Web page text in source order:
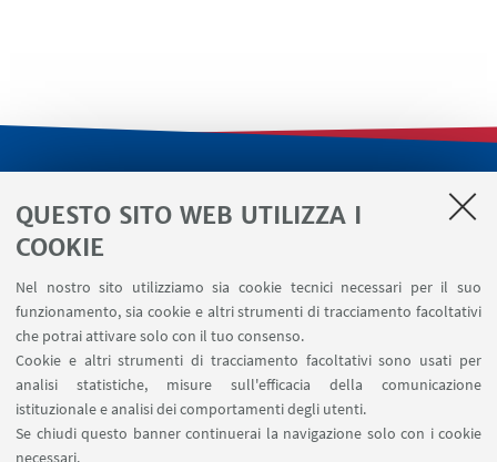
QUESTO SITO WEB UTILIZZA I
COOKIE
Nel nostro sito utilizziamo sia cookie tecnici necessari per il suo
funzionamento, sia cookie e altri strumenti di tracciamento facoltativi
che potrai attivare solo con il tuo consenso.
Cookie e altri strumenti di tracciamento facoltativi sono usati per
analisi statistiche, misure sull'efficacia della comunicazione
istituzionale e analisi dei comportamenti degli utenti.
Se chiudi questo banner continuerai la navigazione solo con i cookie
necessari.
Segnala un evento
Contatti
SEGUI IL DIPARTIMENTO SU: